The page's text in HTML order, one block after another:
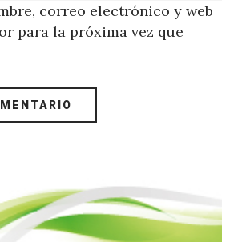
correo electrónico y web
para la próxima vez que